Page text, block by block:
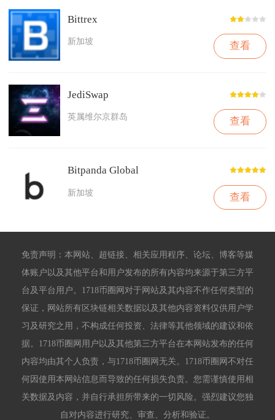
Bittrex
新加坡 查看
JediSwap
英属维尔京群岛 查看
Bitpanda Global
新加坡 查看
免责声明：本网站、超链接、相关应用程序、论坛、博客等媒
体账户以及其他平台和用户发布的所有内容均来源于第三方平
台及平台用户。1718币圈网对于网站及其内容不作任何类型的
保证，网站所有区块链相关数据以及其他内容资料仅供用户学
习及研究之用，不构成任何投资、法律等其他领域的建议和依
据。1718币圈网用户以及其他第三方平台在本网站发布的任何
内容均由其个人负责，与1718币圈网无关。1718币圈网不对任
何因使用本网站信息而导致的任何损失负责。您需谨慎使用相
关数据及内容，并自行承担所带来的一切风险。强烈建议您独
自对内容进行研究、审查、分析和验证。